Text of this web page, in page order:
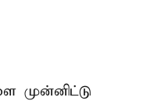
முன்னிட்டு